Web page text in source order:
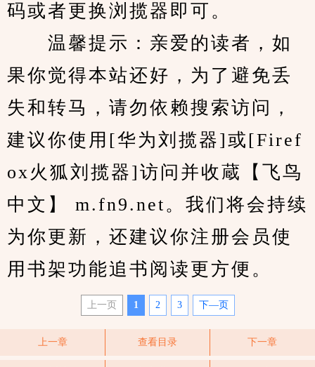
码或者更换浏揽器即可。
温馨提示：亲爱的读者，如
果你觉得本站还好，为了避免丢
失和转马，请勿依赖搜索访问，
建议你使用[华为刘揽器]或[Firef
ox火狐刘揽器]访问并收蔵【飞鸟
中文】 m.fn9.net。我们将会持续
为你更新，还建议你注册会员使
用书架功能追书阅读更方便。
上一页 1 2 3 下—页
上一章 查看目录 下一章